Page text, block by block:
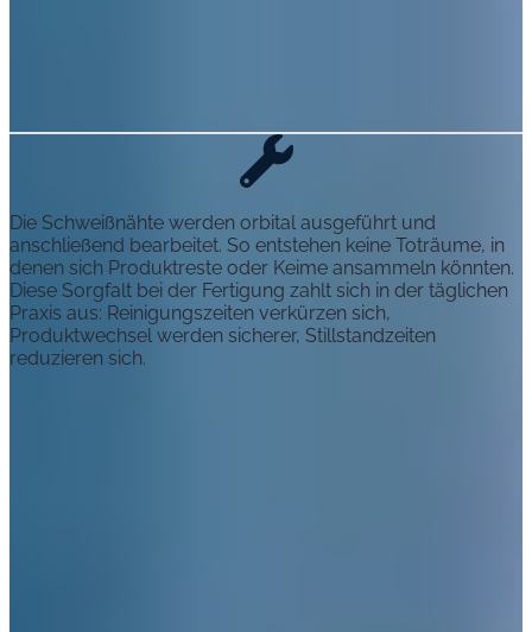
Die Schweißnähte werden orbital ausgeführt und
anschließend bearbeitet. So entstehen keine Toträume, in
denen sich Produktreste oder Keime ansammeln könnten.
Diese Sorgfalt bei der Fertigung zahlt sich in der täglichen
Praxis aus: Reinigungszeiten verkürzen sich,
Produktwechsel werden sicherer, Stillstandzeiten
reduzieren sich.